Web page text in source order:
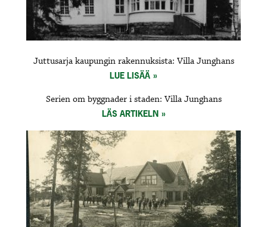
Juttusarja kaupungin rakennuksista: Villa Junghans
LUE LISÄÄ
Serien om byggnader i staden: Villa Junghans
LÄS ARTIKELN